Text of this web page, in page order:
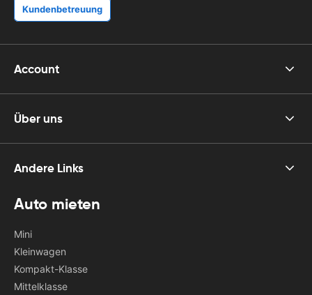
Kundenbetreuung
Account
Über uns
Andere Links
Auto mieten
Mini
Kleinwagen
Kompakt-Klasse
Mittelklasse